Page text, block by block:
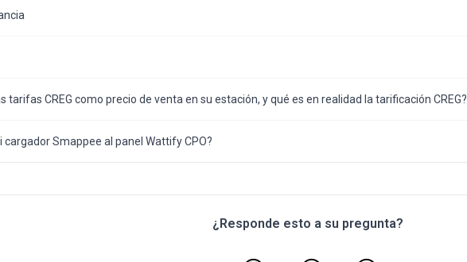
tarifas CREG como precio de venta en su estación, y qué es en realidad la tarificación CREG?
cargador Smappee al panel Wattify CPO?
¿Responde esto a su pregunta?